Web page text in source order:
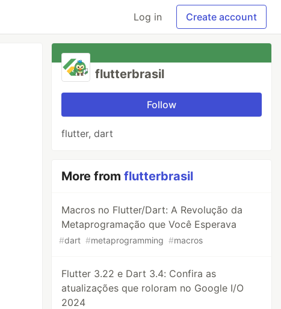
Log in Create account
flutterbrasil
Follow
flutter, dart
More fromflutterbrasil
Macros no Flutter/Dart: A Revolução da
Metaprogramação que Você Esperava
#dart #metaprogramming #macros
Flutter 3.22 e Dart 3.4: Confira as
atualizações que roloram no Google I/O
2024